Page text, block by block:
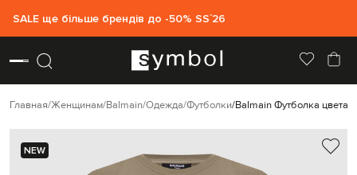
SALE ще більше брендів до -50% SS`26
Главная Женщинам Balmain Одежда Футболки Balmain Футболка цвета
NEW